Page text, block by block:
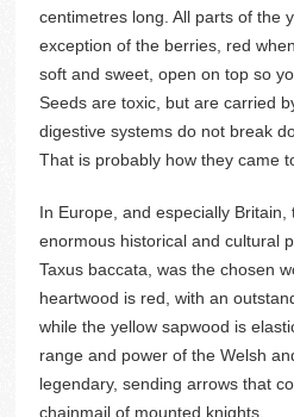
centimetres long. All parts of the
exception of the berries, red
soft and sweet, open on top so
Seeds are toxic, but are carried
digestive systems do not break
That is probably how they came
In Europe, and especially Britain,
enormous historical and cultural
Taxus baccata, was the chosen
heartwood is red, with an
while the yellow sapwood is
range and power of the Welsh
legendary, sending arrows that
chainmail of mounted knights.